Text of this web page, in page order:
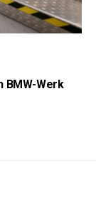
BMW-Werk